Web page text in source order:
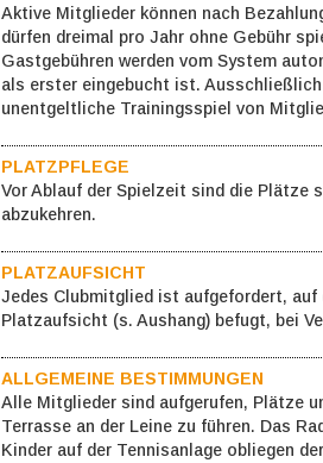
Aktive Mitglieder können nach
dürfen dreimal pro Jahr ohne Gebühr
Gastgebühren werden vom System
als erster eingebucht ist.
unentgeltliche Trainingsspiel von
PLATZPFLEGE
Vor Ablauf der Spielzeit sind die Plätze
abzukehren.
PLATZAUFSICHT
Jedes Clubmitglied ist aufgefordert, auf
Platzaufsicht (s. Aushang) befugt, bei
ALLGEMEINE BESTIMMUNGEN
Alle Mitglieder sind aufgerufen, Plätze
Terrasse an der Leine zu führen. Das
Kinder auf der Tennisanlage obliegen